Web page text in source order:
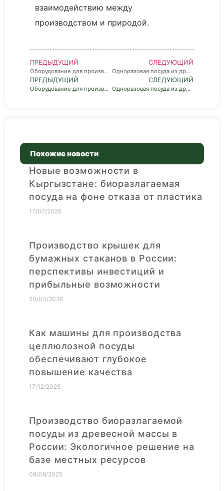
взаимодействию между
производством и природой.
ПРЕДЫДУЩИЙ
Оборудование для производства яичных лотков
СЛЕДУЮЩИЙ
Одноразовая посуда из древесной массы: Машина для производства биоразлагаемой посуды
ПРЕДЫДУЩИЙ
Оборудование для производства биоразлагаемой посуды: ланч бокс из сахарного тростника
СЛЕДУЮЩИЙ
Одноразовая посуда из древесной массы: Машина для производства биоразлагаемой посуды
Похожие новости
Новые возможности в
Кыргызстане: биоразлагаемая
посуда на фоне отказа от пластика
17/07/2026
Производство крышек для
бумажных стаканов в России:
перспективы инвестиций и
прибыльные возможности
20/03/2026
Как машины для производства
целлюлозной посуды
обеспечивают глубокое
повышение качества
17/12/2025
Производство биоразлагаемой
посуды из древесной массы в
России: Экологичное решение на
базе местных ресурсов
08/08/2025